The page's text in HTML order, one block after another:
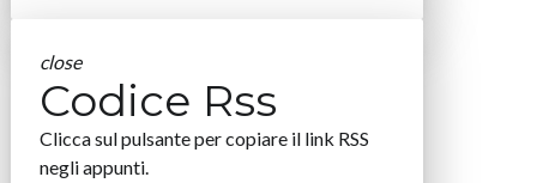
close
Codice Rss
Clicca sul pulsante per copiare il link RSS
negli appunti.